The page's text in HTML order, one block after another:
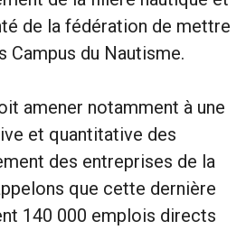
de la fédération de mettre
Campus du Nautisme.
amener notamment à une
et quantitative des
des entreprises de la
que cette dernière
140 000 emplois directs